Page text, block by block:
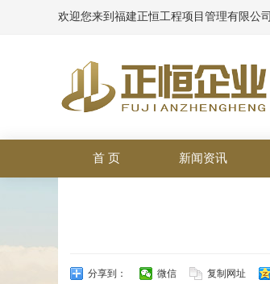
欢迎您来到福建正恒工程项目管理有限公司
首 页 新闻资讯
分享到： 微信 复制网址